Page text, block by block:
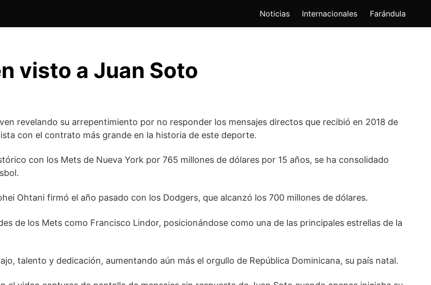
Noticias Internacionales Farándula
visto a Juan Soto
revelando su arrepentimiento por no responder los mensajes directos que recibió en 2018 de
con el contrato más grande en la historia de este deporte.
con los Mets de Nueva York por 765 millones de dólares por 15 años, se ha consolidado
Ohtani firmó el año pasado con los Dodgers, que alcanzó los 700 millones de dólares.
de los Mets como Francisco Lindor, posicionándose como una de las principales estrellas de la
talento y dedicación, aumentando aún más el orgullo de República Dominicana, su país natal.